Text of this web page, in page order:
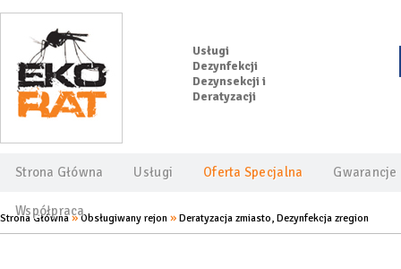
Strona Główna Usługi Oferta Specjalna Gwarancje
Współpraca
Usługi
Dezynfekcji
Dezynsekcji i
Deratyzacji
Strona Główna »Obsługiwany rejon » Deratyzacja zmiasto, Dezynfekcja zregion